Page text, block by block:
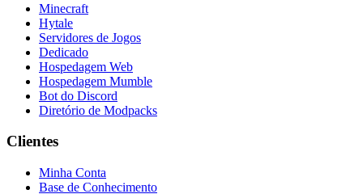
Minecraft
Hytale
Servidores de Jogos
Dedicado
Hospedagem Web
Hospedagem Mumble
Bot do Discord
Diretório de Modpacks
Clientes
Minha Conta
Base de Conhecimento